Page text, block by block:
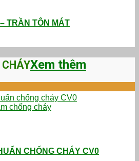
TRẦN TÔN MÁT
Xem thêm
CHỐNG CHÁY CV0